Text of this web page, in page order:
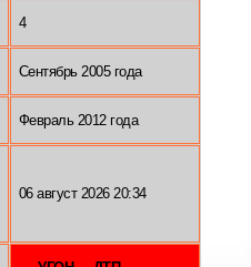
4
Сентябрь 2005 года
Февраль 2012 года
06 август 2026 20:34